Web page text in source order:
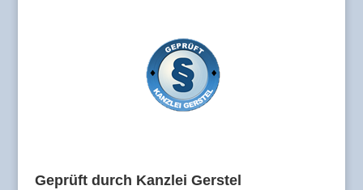
Geprüft durch Kanzlei Gerstel